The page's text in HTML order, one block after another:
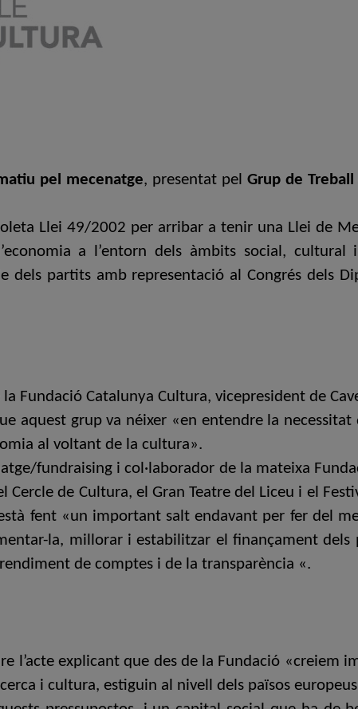
pel mecenatge, presentat pel Grup de
Llei 49/2002 per arribar a tenir una Llei de
a l’entorn dels àmbits social, cultural
dels partits amb representació al Congrés dels
Fundació Catalunya Cultura, vicepresident de
aquest grup va néixer «en entendre la necessitat
al voltant de la cultura».
fundraising i col·laborador de la mateixa
de Cultura, el Gran Teatre del Liceu i el
fent «un important salt endavant per fer del
la, millorar i estabilitzar el finançament dels
de comptes i de la transparència «.
l’acte explicant que des de la Fundació «creiem
i cultura, estiguin al nivell dels països